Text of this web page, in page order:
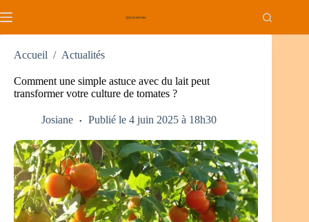
au
Accueil / Actualités
Comment une simple astuce avec du lait peut
transformer votre culture de tomates ?
Josiane Publié le 4 juin 2025 à 18h30